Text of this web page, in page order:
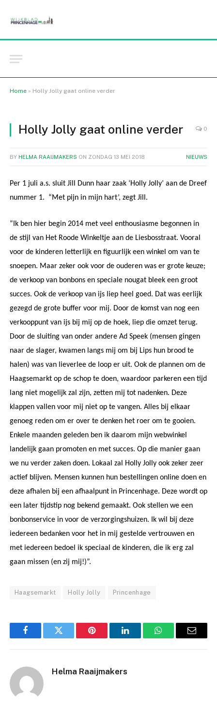
Home » Holly Jolly gaat online verder
Holly Jolly gaat online verder 0
BY HELMA RAAIJMAKERS ON ZONDAG 13 MEI 2018 NIEUWS
Per 1 juli a.s. sluit Jill Dunn haar zaak ‘Holly Jolly’ aan de Dreef
nummer 1. “Met pijn in mijn hart’, zegt Jill.
“Ik ben hier begin 2014 met veel enthousiasme begonnen in
de stijl van Het Roode Winkeltje aan de Liesbosstraat. Vooral
voor de kinderen letterlijk en figuurlijk een winkel om van te
snoepen. Maar zeker ook voor de ouderen was er grote keuze;
de verkoop van bonbons en speciale nougat bleek een groot
succes. Ook de verkoop van ijs liep heel goed. Dat was eerlijk
gezegd de grote buffer voor mij. Door de komst van nog een
verkooppunt van ijs bij mij op de hoek, liep die omzet terug.
Door de sluiting van onder andere Ad Speek (mensen gingen
naar de slager, kwamen langs mij om bij Lips hun brood te
halen) was van lieverlee de loop er uit. Ook de plannen om de
Haagsemarkt op de schop te doen, waardoor parkeren een tijd
lang niet mogelijk zal zijn, zetten mij tot nadenken. Deze
klappen vallen voor mij niet op te vangen. Alles bij elkaar
genoeg reden om er over te denken het roer om te gooien.
Enkele maanden geleden ben ik daarom mijn webwinkel
landelijk gaan promoten en met succes. Op die manier gaan
we nu verder zaken doen. Lokaal zal Holly Jolly ook zeker zeer
actief blijven. Mensen kunnen hun bestellingen online doen en
deze afhalen bij een afhaalpunt in Princenhage. Deze wordt op
een later tijdstip nog bekend gemaakt. Ook stellen we een
bonbonservice in voor de verzorgingshuizen. Ik wil bij deze
iedereen bedanken voor het in mij gestelde vertrouwen en
met iedereen bedoel ik speciaal de kinderen, die ik erg zal
gaan missen (en zij mij!)”.
Haagsemarkt Holly Jolly Princenhage
FacebookTwitter Pinterest LinkedInWhatsAppEmail
Helma Raaijmakers